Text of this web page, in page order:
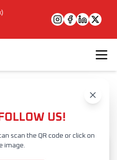
US!
scan the QR code or click on
image.